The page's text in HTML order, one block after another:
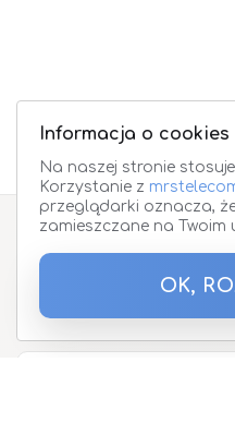
Zapisz się
Podaj
Informacja o cookies
Na naszej stronie
Korzystanie z
przeglądarki oznacza,
zamieszczane na Twoim
OK,